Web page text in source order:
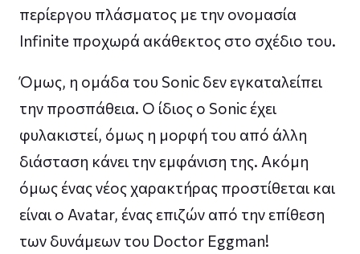
περίεργου πλάσματος με την ονομασία
Infinite προχωρά ακάθεκτος στο σχέδιο του.
Όμως, η ομάδα του Sonic δεν εγκαταλείπει
την προσπάθεια. Ο ίδιος ο Sonic έχει
φυλακιστεί, όμως η μορφή του από άλλη
διάσταση κάνει την εμφάνιση της. Ακόμη
όμως ένας νέος χαρακτήρας προστίθεται και
είναι ο Avatar, ένας επιζών από την επίθεση
των δυνάμεων του Doctor Eggman!